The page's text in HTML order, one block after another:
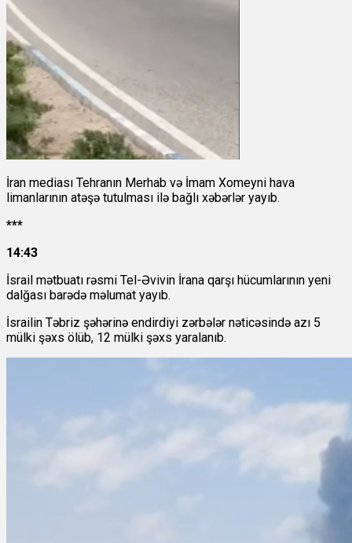
İran mediası Tehranın Merhab və İmam Xomeyni hava
limanlarının atəşə tutulması ilə bağlı xəbərlər yayıb.
***
14:43
İsrail mətbuatı rəsmi Tel-Əvivin İrana qarşı hücumlarının yeni
dalğası barədə məlumat yayıb.
İsrailin Təbriz şəhərinə endirdiyi zərbələr nəticəsində azı 5
mülki şəxs ölüb, 12 mülki şəxs yaralanıb.